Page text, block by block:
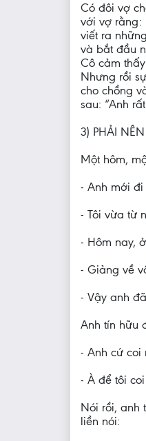
Có đôi vợ
với vợ rằng:
viết ra
và bắt đầu
Cô cảm
Nhưng rồi
cho chồng
sau: “Anh
3) PHẢI
Một hôm,
- Anh mới đi
- Tôi vừa từ
- Hôm nay,
- Giảng về
- Vậy anh
Anh tín hữu
- Anh cứ coi
- À để tôi
Nói rồi, anh
liền nói: